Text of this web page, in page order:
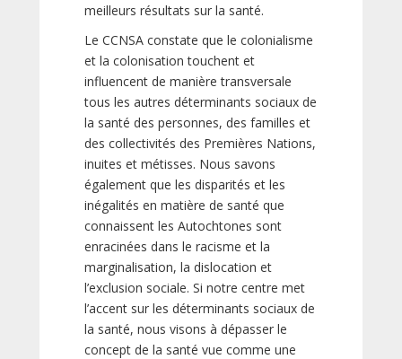
meilleurs résultats sur la santé.
Le CCNSA constate que le colonialisme
et la colonisation touchent et
influencent de manière transversale
tous les autres déterminants sociaux de
la santé des personnes, des familles et
des collectivités des Premières Nations,
inuites et métisses. Nous savons
également que les disparités et les
inégalités en matière de santé que
connaissent les Autochtones sont
enracinées dans le racisme et la
marginalisation, la dislocation et
l’exclusion sociale. Si notre centre met
l’accent sur les déterminants sociaux de
la santé, nous visons à dépasser le
concept de la santé vue comme une